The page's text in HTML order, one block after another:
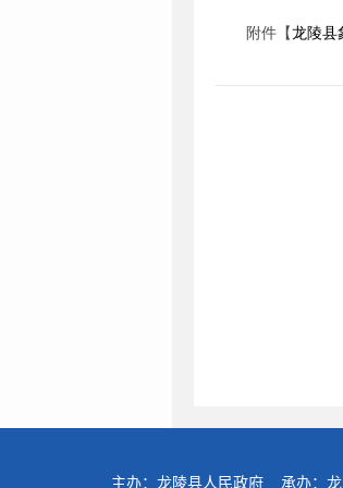
附件【龙陵县